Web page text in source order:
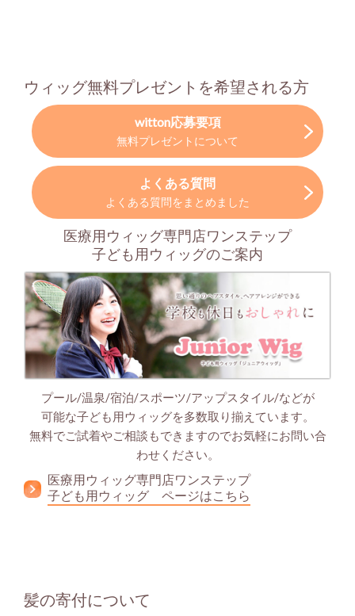
ウィッグ無料プレゼントを希望される方
witton応募要項
無料プレゼントについて
よくある質問
よくある質問をまとめました
医療用ウィッグ専門店ワンステップ
子ども用ウィッグのご案内
プール/温泉/宿泊/スポーツ/アップスタイル/などが
可能な子ども用ウィッグを多数取り揃えています。
無料でご試着やご相談もできますのでお気軽にお問い合
わせください。
医療用ウィッグ専門店ワンステップ
子ども用ウィッグ ページはこちら
髪の寄付について